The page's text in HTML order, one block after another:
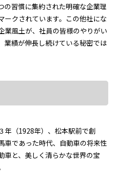
の習慣に集約された明確な企業理
ークされています。この他社にな
業風土が、社員の皆様のやりがい
業績が伸長し続けている秘密では
年（1928年）、松本駅前で創
車であった時代、自動車の将来性
車と、美しく清らかな世界の宝